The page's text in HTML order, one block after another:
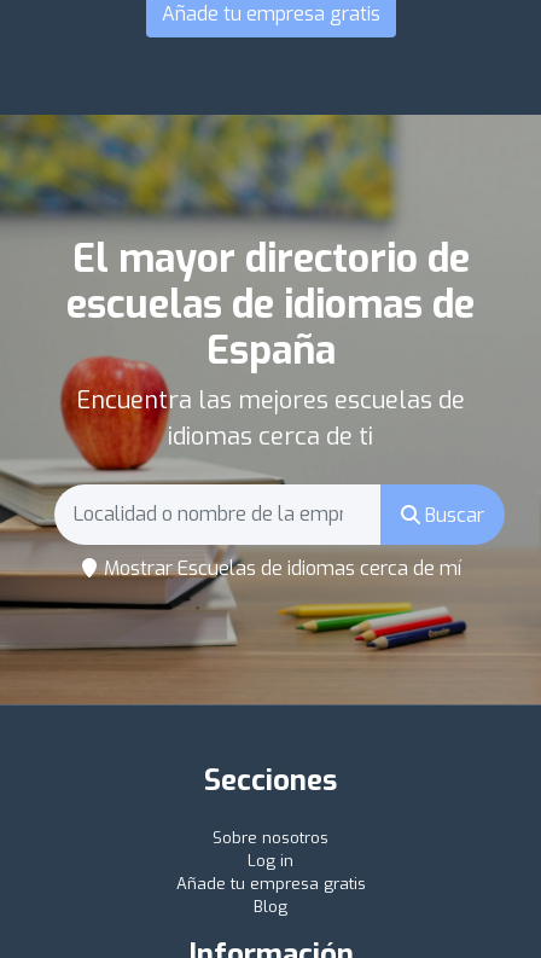
Añade tu empresa gratis
El mayor directorio de
escuelas de idiomas de
España
Encuentra las mejores escuelas de
idiomas cerca de ti
Buscar
Mostrar Escuelas de idiomas cerca de mí
Secciones
Sobre nosotros
Log in
Añade tu empresa gratis
Blog